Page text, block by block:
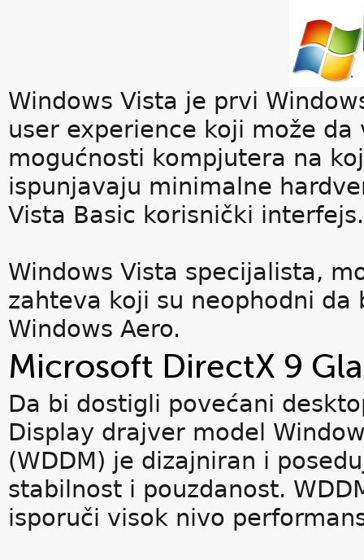
Windows Vista je prvi
user experience koji može
mogućnosti kompjutera na
ispunjavaju minimalne
Vista Basic korisnički interfejs.
Windows Vista specijalista,
zahteva koji su neophodni
Windows Aero.
Microsoft DirectX 9
Da bi dostigli povećani
Display drajver model
(WDDM) je dizajniran i
stabilnost i pouzdanost.
isporuči visok nivo